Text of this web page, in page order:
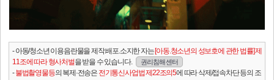
- 아동/청소년 이용음란물을 제작.배포.소지한 자는[아동.청소년의 성보호에 관한 법률] 제
11조에 따라 형사처벌을 받을 수 있습니다. 권리침해 센터
-불법촬영물등의 복제·전송은 전기통신사업법 제22조의5에 따라 삭제/접속차단 등의 조